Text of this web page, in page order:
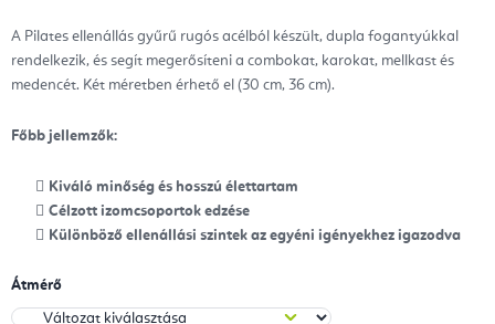
A Pilates ellenállás gyűrű rugós acélból készült, dupla fogantyúkkal
rendelkezik, és segít megerősíteni a combokat, karokat, mellkast és
medencét. Két méretben érhető el (30 cm, 36 cm).
Főbb jellemzők:
Kiváló minőség és hosszú élettartam
Célzott izomcsoportok edzése
Különböző ellenállási szintek az egyéni igényekhez igazodva
Átmérő